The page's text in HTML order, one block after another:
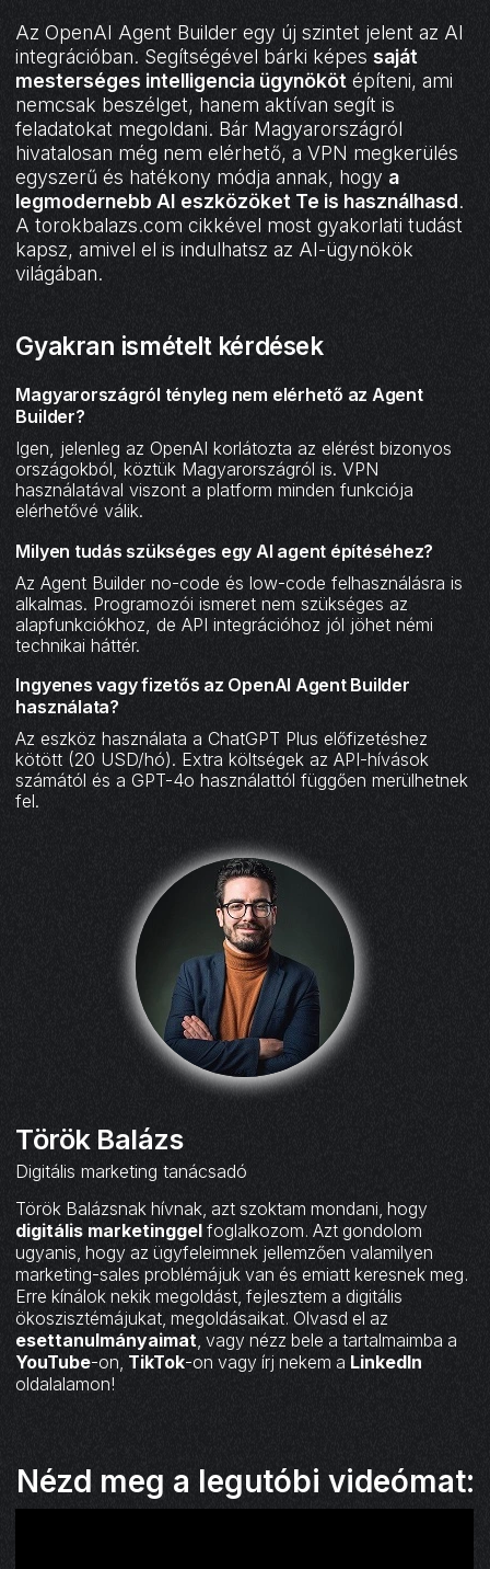
Az OpenAI Agent Builder egy új szintet jelent az AI
integrációban. Segítségével bárki képessaját
mesterséges intelligencia ügynököt építeni, ami
nemcsak beszélget, hanem aktívan segít is
feladatokat megoldani. Bár Magyarországról
hivatalosan még nem elérhető, a VPN megkerülés
egyszerű és hatékony módja annak, hogy a
legmodernebb AI eszközöket Te is használhasd.
A torokbalazs.com cikkével most gyakorlati tudást
kapsz, amivel el is indulhatsz az AI-ügynökök
világában.
Gyakran ismételt kérdések
Magyarországról tényleg nem elérhető az Agent
Builder?
Igen, jelenleg az OpenAI korlátozta az elérést bizonyos
országokból, köztük Magyarországról is. VPN
használatával viszont a platform minden funkciója
elérhetővé válik.
Milyen tudás szükséges egy AI agent építéséhez?
Az Agent Builder no-code és low-code felhasználásra is
alkalmas. Programozói ismeret nem szükséges az
alapfunkciókhoz, de API integrációhoz jól jöhet némi
technikai háttér.
Ingyenes vagy fizetős az OpenAI Agent Builder
használata?
Az eszköz használata a ChatGPT Plus előfizetéshez
kötött (20 USD/hó). Extra költségek az API-hívások
számától és a GPT-4o használattól függően merülhetnek
fel.
Török Balázs
Digitális marketing tanácsadó
Török Balázsnak hívnak, azt szoktam mondani, hogy
digitális marketinggel foglalkozom. Azt gondolom
ugyanis, hogy az ügyfeleimnek jellemzően valamilyen
marketing-sales problémájuk van és emiatt keresnek meg.
Erre kínálok nekik megoldást, fejlesztem a digitális
ökoszisztémájukat, megoldásaikat. Olvasd el az
esettanulmányaimat, vagy nézz bele a tartalmaimba a
YouTube-on, TikTok-on vagy írj nekem a LinkedIn
oldalalamon!
Nézd meg a legutóbi videómat: